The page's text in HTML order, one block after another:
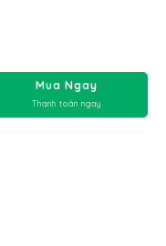
Mua Ngay
Thanh toán ngay